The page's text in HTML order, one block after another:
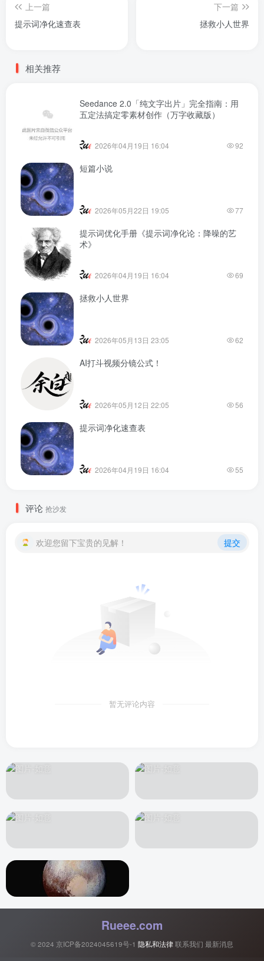
上一篇
提示词净化速查表
下一篇
拯救小人世界
相关推荐
Seedance 2.0「纯文字出片」完全指南：用
五定法搞定零素材创作（万字收藏版）
2026年04月19日 16:04 92
短篇小说
2026年05月22日 19:05 77
提示词优化手册《提示词净化论：降噪的艺
术》
2026年04月19日 16:04 69
拯救小人世界
2026年05月13日 23:05 62
AI打斗视频分镜公式！
2026年05月12日 22:05 56
提示词净化速查表
2026年04月19日 16:04 55
评论 抢沙发
欢迎您留下宝贵的见解！ 提交
暂无评论内容
Rueee.com
© 2024 京ICP备2024045619号-1 隐私和法律联系我们 最新消息